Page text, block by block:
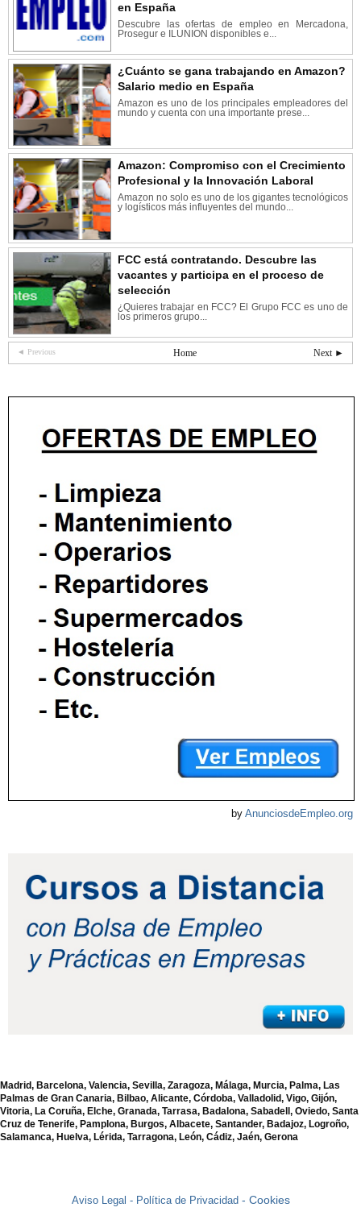
en España
Descubre las ofertas de empleo en Mercadona,
Prosegur e ILUNION disponibles e...
¿Cuánto se gana trabajando en Amazon?
Salario medio en España
Amazon es uno de los principales empleadores del
mundo y cuenta con una importante prese...
Amazon: Compromiso con el Crecimiento
Profesional y la Innovación Laboral
Amazon no solo es uno de los gigantes tecnológicos
y logísticos más influyentes del mundo...
FCC está contratando. Descubre las
vacantes y participa en el proceso de
selección
¿Quieres trabajar en FCC? El Grupo FCC es uno de
los primeros grupo...
◄ Previous Next ►
Home
by AnunciosdeEmpleo.org
Madrid, Barcelona, Valencia, Sevilla, Zaragoza, Málaga, Murcia, Palma, Las
Palmas de Gran Canaria, Bilbao, Alicante, Córdoba, Valladolid, Vigo, Gijón,
Vitoria, La Coruña, Elche, Granada, Tarrasa, Badalona, Sabadell, Oviedo, Santa
Cruz de Tenerife, Pamplona, Burgos, Albacete, Santander, Badajoz, Logroño,
Salamanca, Huelva, Lérida, Tarragona, León, Cádiz, Jaén, Gerona
Aviso Legal - Política de Privacidad - Cookies